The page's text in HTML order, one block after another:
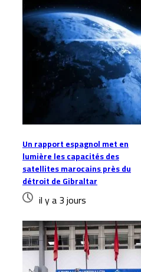
Un rapport espagnol met en
lumière les capacités des
satellites marocains près du
détroit de Gibraltar
il y a 3 jours